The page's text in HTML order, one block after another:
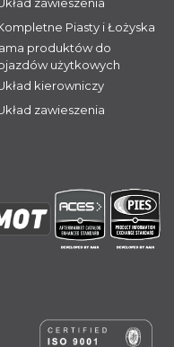
zawieszenia
Piasty i Łożyska
produktów do
użytkowych
kierowniczy
zawieszenia